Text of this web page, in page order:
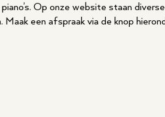
Op onze website staan
een afspraak via de knop